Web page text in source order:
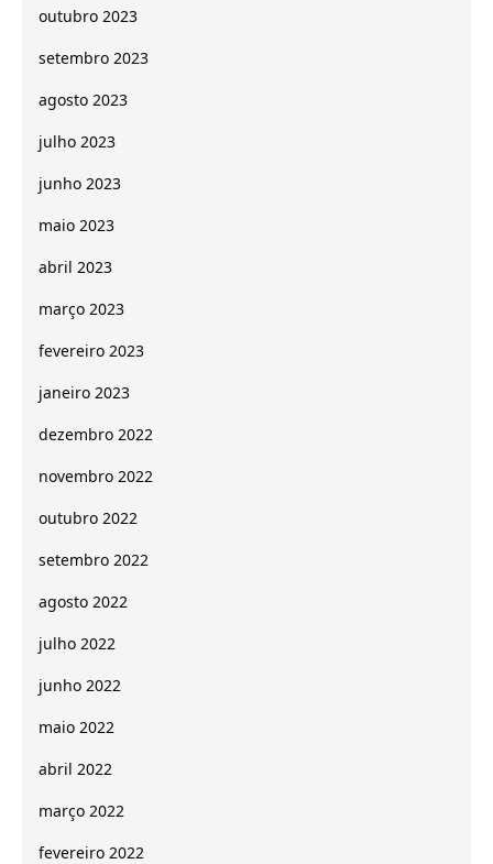
outubro 2023
setembro 2023
agosto 2023
julho 2023
junho 2023
maio 2023
abril 2023
março 2023
fevereiro 2023
janeiro 2023
dezembro 2022
novembro 2022
outubro 2022
setembro 2022
agosto 2022
julho 2022
junho 2022
maio 2022
abril 2022
março 2022
fevereiro 2022